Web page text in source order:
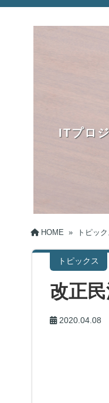
ITプロ
HOME » トピッ
トピックス
改正
2020.04.08